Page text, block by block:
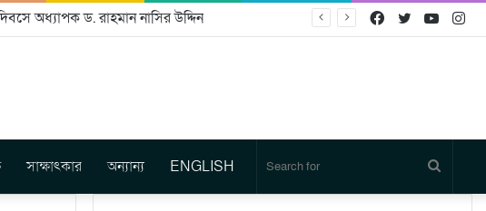
অধ্যাপক ড. রাহমান নাসির উদ্দিন Twitter
Facebook
সাক্ষাৎকার অন্যান্য ENGLISH